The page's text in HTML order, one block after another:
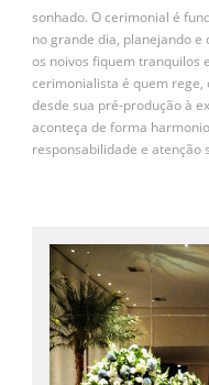
sonhado. O cerimonial é
no grande dia, planejando
os noivos fiquem tranquilos
cerimonialista é quem rege,
desde sua pré-produção à
aconteça de forma
responsabilidade e atenção